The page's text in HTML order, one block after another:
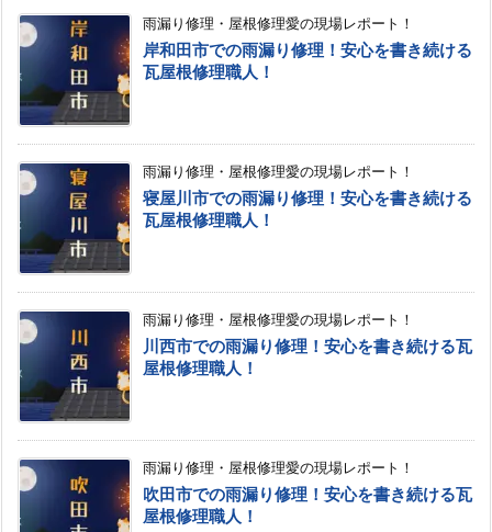
雨漏り修理・屋根修理愛の現場レポート！
岸和田市での雨漏り修理！安心を書き続ける
瓦屋根修理職人！
雨漏り修理・屋根修理愛の現場レポート！
寝屋川市での雨漏り修理！安心を書き続ける
瓦屋根修理職人！
雨漏り修理・屋根修理愛の現場レポート！
川西市での雨漏り修理！安心を書き続ける瓦
屋根修理職人！
雨漏り修理・屋根修理愛の現場レポート！
吹田市での雨漏り修理！安心を書き続ける瓦
屋根修理職人！